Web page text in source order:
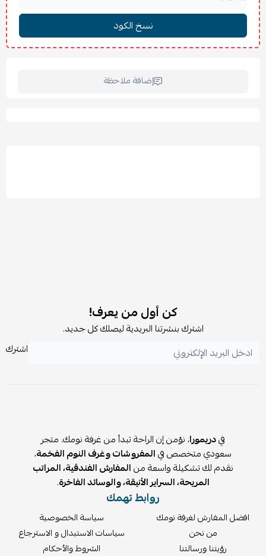
الأسئلة الشائعة ❓
هل تناسب جميع أوضاع النوم؟
نعم، تدعم الرأس والرقبة بشكل مثالي خصوصًا للنوم الجانبي
هل الجل بارد طوال الليل؟إضافة ملاحظة
كن أول من يعرف!
اشترك بنشرتنا البريدية ليصلك كل جديد.
اشترك
فيدريمورا، نؤمن إن الراحة تبدأ من غرفة نومك. متجر
سعودي متخصص فيالمفروشات وغرف النوم الفخمة،
نقدم لك تشكيلة واسعة منالمفارش الفندقية، المراتب
المريحة، السراير الأنيقة، والوسائد الفاخرة.
روابط تهمك
افضل المفارش لغرفة نومك
من نحن
رؤيتنا ورسالتنا
سياسة الخصوصية
سياسات الاستبدال و الاسترجاع
الشروط والأحكام